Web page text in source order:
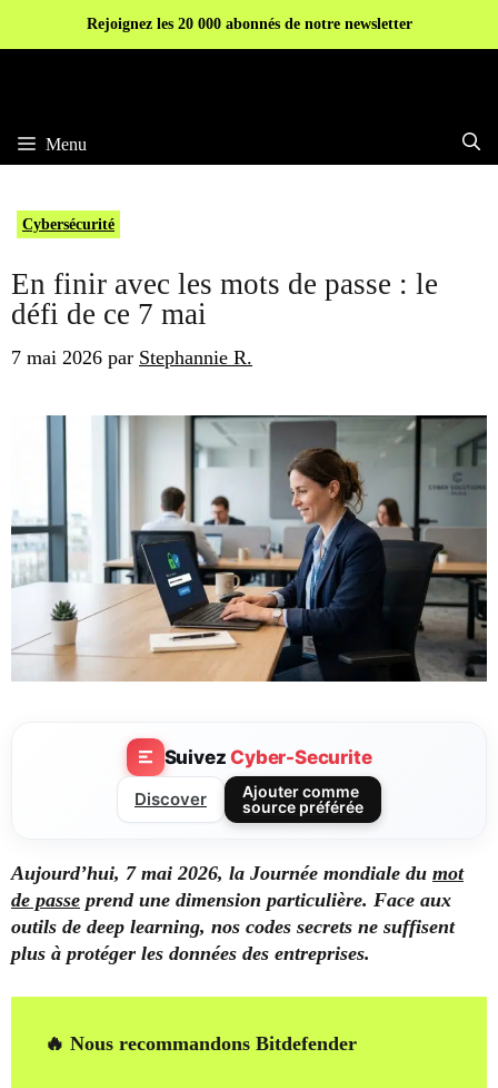
Rejoignez les 20 000 abonnés de notre newsletter
Menu
Cybersécurité
En finir avec les mots de passe : le
défi de ce 7 mai
7 mai 2026 par Stephannie R.
SuivezCyber-Securite
Discover
Ajouter comme
source préférée
Aujourd’hui, 7 mai 2026, la Journée mondiale du mot
de passe prend une dimension particulière. Face aux
outils de deep learning, nos codes secrets ne suffisent
plus à protéger les données des entreprises.
🔥 Nous recommandons Bitdefender